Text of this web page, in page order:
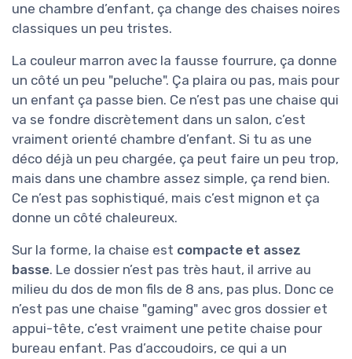
une chambre d’enfant, ça change des chaises noires
classiques un peu tristes.
La couleur marron avec la fausse fourrure, ça donne
un côté un peu "peluche". Ça plaira ou pas, mais pour
un enfant ça passe bien. Ce n’est pas une chaise qui
va se fondre discrètement dans un salon, c’est
vraiment orienté chambre d’enfant. Si tu as une
déco déjà un peu chargée, ça peut faire un peu trop,
mais dans une chambre assez simple, ça rend bien.
Ce n’est pas sophistiqué, mais c’est mignon et ça
donne un côté chaleureux.
Sur la forme, la chaise est compacte et assez
basse. Le dossier n’est pas très haut, il arrive au
milieu du dos de mon fils de 8 ans, pas plus. Donc ce
n’est pas une chaise "gaming" avec gros dossier et
appui-tête, c’est vraiment une petite chaise pour
bureau enfant. Pas d’accoudoirs, ce qui a un